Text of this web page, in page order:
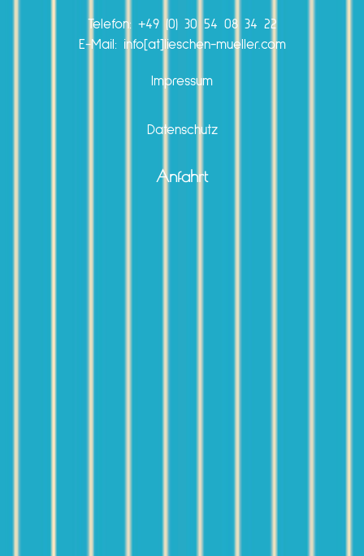
Telefon: +49 (0) 30 54 08 34 22
E-Mail: info[at]lieschen-mueller.com
Impressum
Datenschutz
Anfahrt